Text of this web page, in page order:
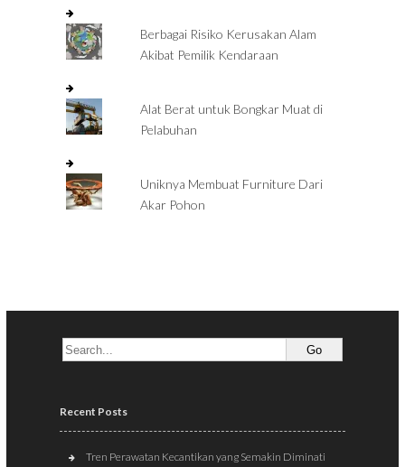
Berbagai Risiko Kerusakan Alam
Akibat Pemilik Kendaraan
Alat Berat untuk Bongkar Muat di
Pelabuhan
Uniknya Membuat Furniture Dari
Akar Pohon
Recent Posts
Tren Perawatan Kecantikan yang Semakin Diminati